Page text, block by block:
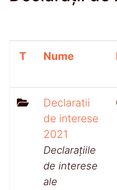
T Nume
Declaratii
de interese
2021
Declarațiile
de interese
ale